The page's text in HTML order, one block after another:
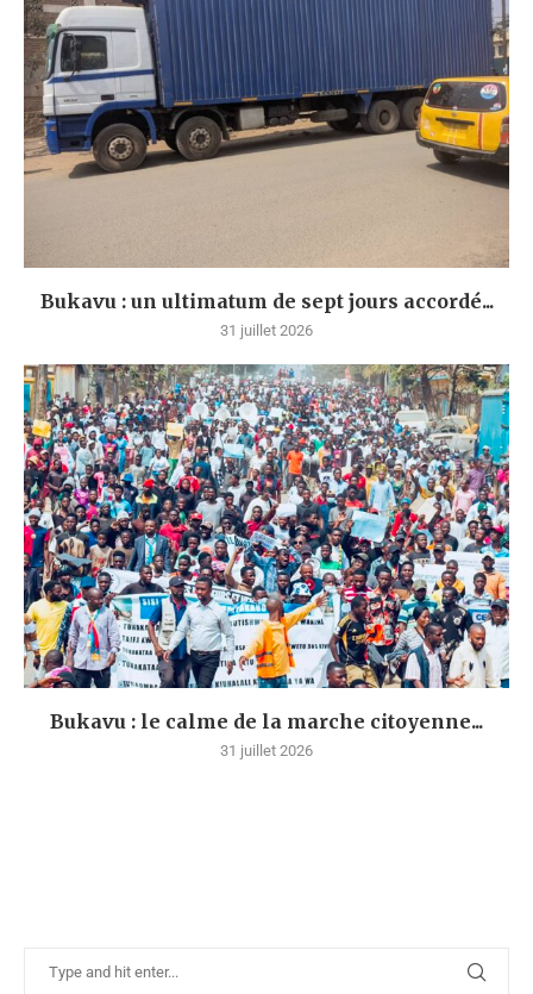
Bukavu : un ultimatum de sept jours accordé...
31 juillet 2026
Bukavu : le calme de la marche citoyenne...
31 juillet 2026